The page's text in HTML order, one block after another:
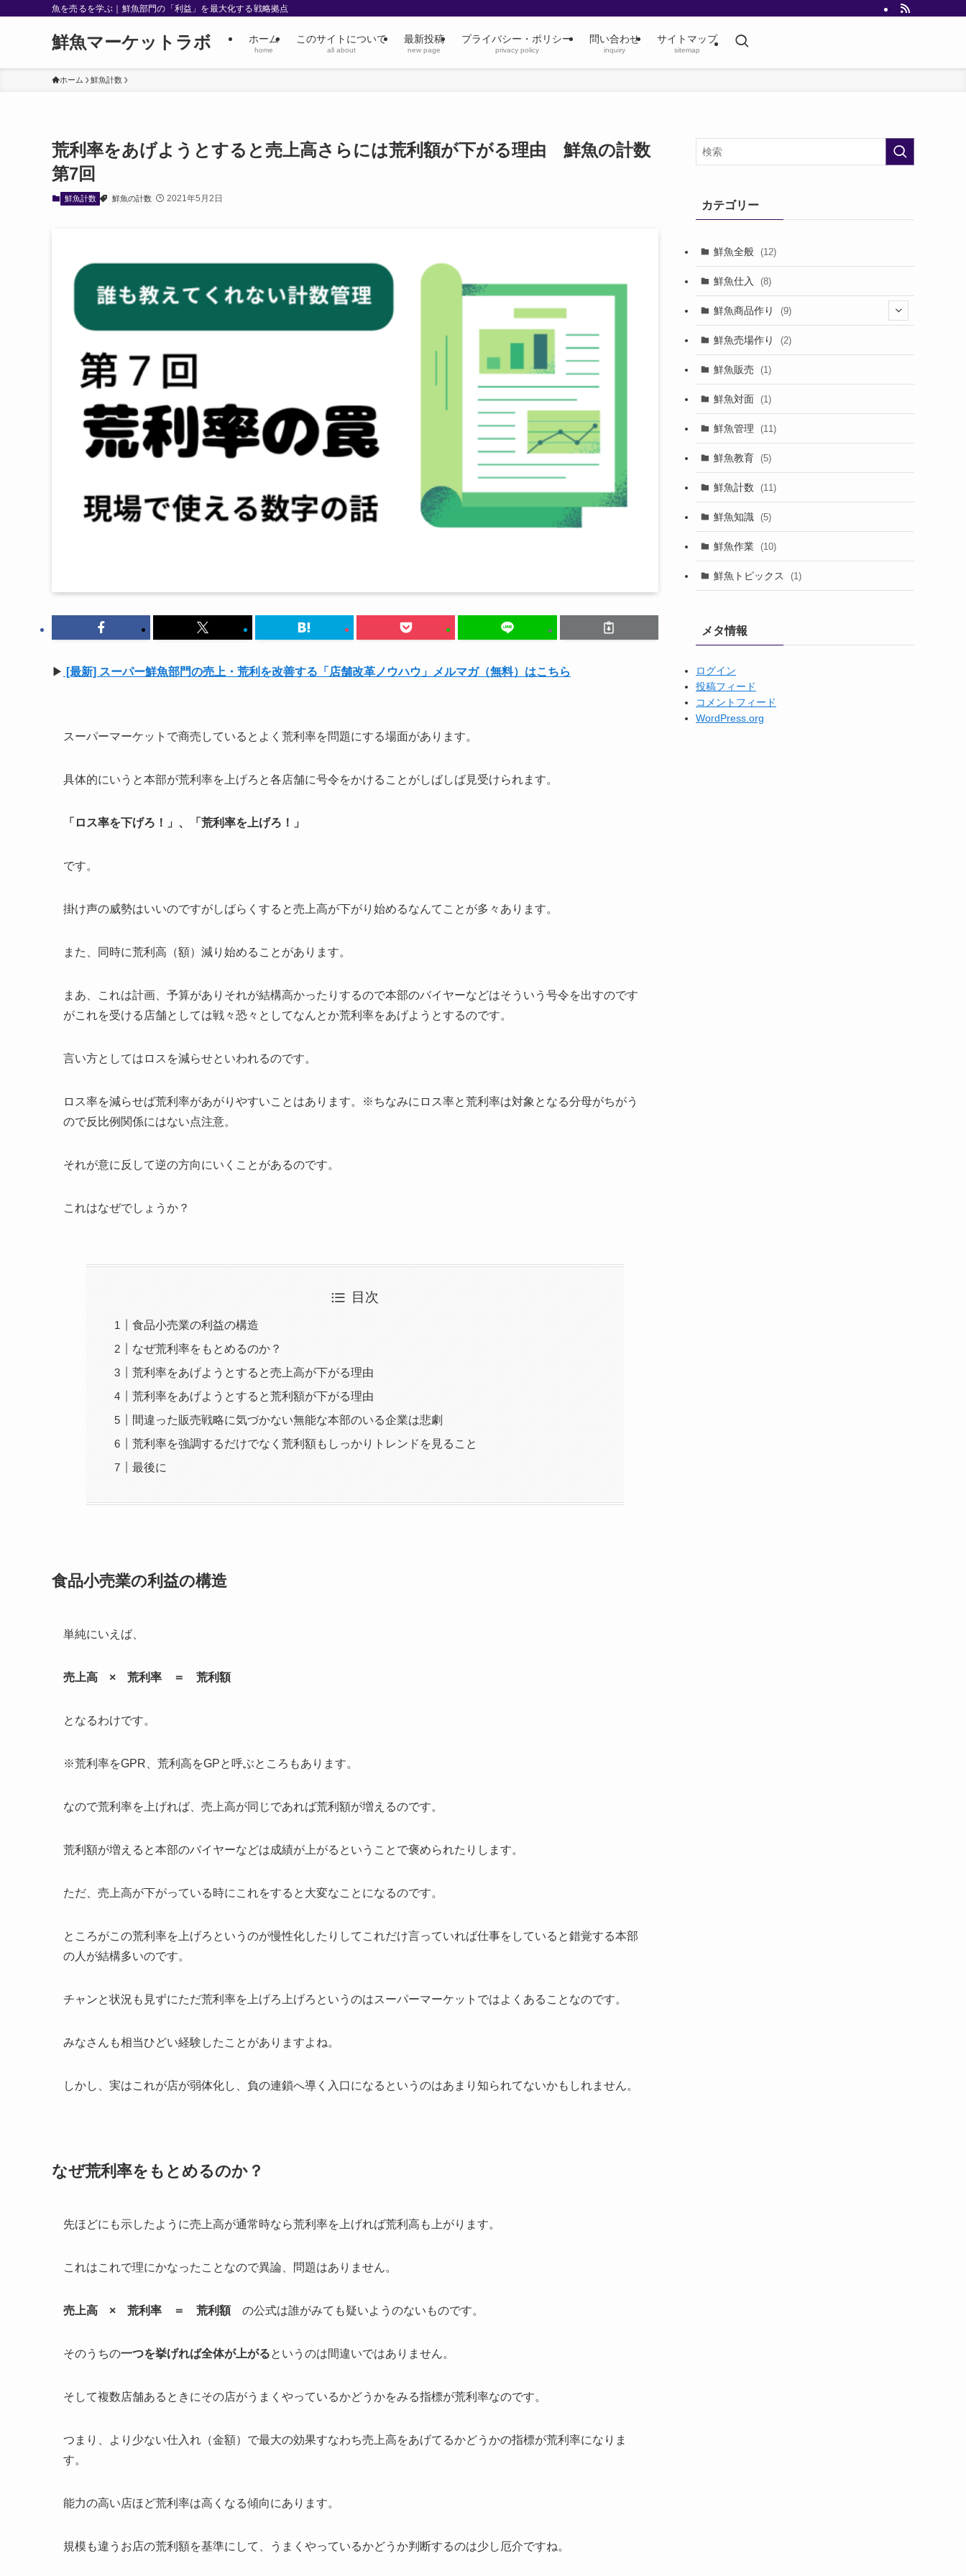
魚を売るを学ぶ｜鮮魚部門の「利益」を最大化する戦略拠点
鮮魚マーケットラボ ホーム
home
このサイトについて
all about
最新投稿
new page
プライバシー・ポリシー
privacy policy
問い合わせ
inquiry
サイトマップ
sitemap
ホーム 鮮魚計数
荒利率をあげようとすると売上高さらには荒利額が下がる理由 鮮魚の計数
第7回
鮮魚計数 鮮魚の計数 2021年5月2日
▶ [最新] スーパー鮮魚部門の売上・荒利を改善する「店舗改革ノウハウ」メルマガ（無料）はこちら
スーパーマーケットで商売しているとよく荒利率を問題にする場面があります。
具体的にいうと本部が荒利率を上げろと各店舗に号令をかけることがしばしば見受けられます。
「ロス率を下げろ！」、「荒利率を上げろ！」
です。
掛け声の威勢はいいのですがしばらくすると売上高が下がり始めるなんてことが多々あります。
また、同時に荒利高（額）減り始めることがあります。
まあ、これは計画、予算がありそれが結構高かったりするので本部のバイヤーなどはそういう号令を出すのです
がこれを受ける店舗としては戦々恐々としてなんとか荒利率をあげようとするのです。
言い方としてはロスを減らせといわれるのです。
ロス率を減らせば荒利率があがりやすいことはあります。※ちなみにロス率と荒利率は対象となる分母がちがう
ので反比例関係にはない点注意。
それが意に反して逆の方向にいくことがあるのです。
これはなぜでしょうか？
目次
食品小売業の利益の構造
なぜ荒利率をもとめるのか？
荒利率をあげようとすると売上高が下がる理由
荒利率をあげようとすると荒利額が下がる理由
間違った販売戦略に気づかない無能な本部のいる企業は悲劇
荒利率を強調するだけでなく荒利額もしっかりトレンドを見ること
最後に
食品小売業の利益の構造
単純にいえば、
売上高 × 荒利率 ＝ 荒利額
となるわけです。
※荒利率をGPR、荒利高をGPと呼ぶところもあります。
なので荒利率を上げれば、売上高が同じであれば荒利額が増えるのです。
荒利額が増えると本部のバイヤーなどは成績が上がるということで褒められたりします。
ただ、売上高が下がっている時にこれをすると大変なことになるのです。
ところがこの荒利率を上げろというのが慢性化したりしてこれだけ言っていれば仕事をしていると錯覚する本部
の人が結構多いのです。
チャンと状況も見ずにただ荒利率を上げろ上げろというのはスーパーマーケットではよくあることなのです。
みなさんも相当ひどい経験したことがありますよね。
しかし、実はこれが店が弱体化し、負の連鎖へ導く入口になるというのはあまり知られてないかもしれません。
なぜ荒利率をもとめるのか？
先ほどにも示したように売上高が通常時なら荒利率を上げれば荒利高も上がります。
これはこれで理にかなったことなので異論、問題はありません。
売上高 × 荒利率 ＝ 荒利額の公式は誰がみても疑いようのないものです。
そのうちの一つを挙げれば全体が上がるというのは間違いではありません。
そして複数店舗あるときにその店がうまくやっているかどうかをみる指標が荒利率なのです。
つまり、より少ない仕入れ（金額）で最大の効果すなわち売上高をあげてるかどうかの指標が荒利率になりま
す。
能力の高い店ほど荒利率は高くなる傾向にあります。
規模も違うお店の荒利額を基準にして、うまくやっているかどうか判断するのは少し厄介ですね。
カテゴリー
鮮魚全般 (12)
鮮魚仕入 (8)
鮮魚商品作り (9)
(8)
鮮魚売場作り (2)
鮮魚販売 (1)
鮮魚対面 (1)
鮮魚管理 (11)
鮮魚教育 (5)
鮮魚計数 (11)
鮮魚知識 (5)
鮮魚作業 (10)
鮮魚トピックス (1)
メタ情報
ログイン
投稿フィード
コメントフィード
WordPress.org